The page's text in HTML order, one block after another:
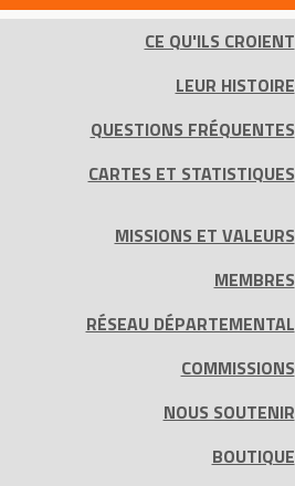
CE QU'ILS CROIENT
LEUR HISTOIRE
QUESTIONS FRÉQUENTES
CARTES ET STATISTIQUES
MISSIONS ET VALEURS
MEMBRES
RÉSEAU DÉPARTEMENTAL
COMMISSIONS
NOUS SOUTENIR
BOUTIQUE